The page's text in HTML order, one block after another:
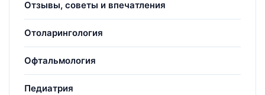
Отзывы, советы и впечатления
Отоларингология
Офтальмология
Педиатрия